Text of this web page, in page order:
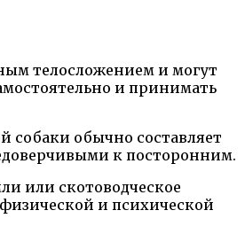
телосложением и могут
и принимать
собаки обычно составляет
к посторонним.
или скотоводческое
и психической